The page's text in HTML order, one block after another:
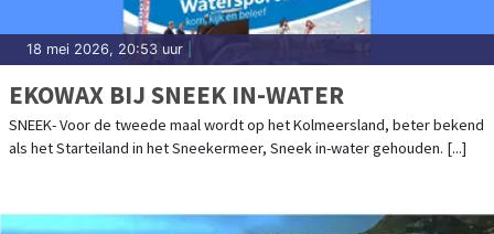
18 mei 2026, 20:53 uur
EKOWAX BIJ SNEEK IN-WATER
SNEEK- Voor de tweede maal wordt op het Kolmeersland, beter bekend
als het Starteiland in het Sneekermeer, Sneek in-water gehouden. [...]